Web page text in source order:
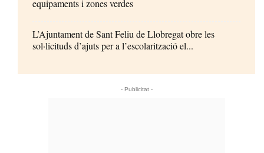
equipaments i zones verdes
L’Ajuntament de Sant Feliu de Llobregat obre les
sol·licituds d’ajuts per a l’escolarització el...
- Publicitat -